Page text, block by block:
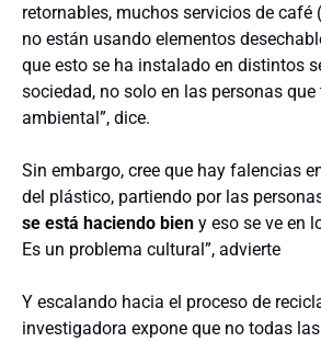
retornables, muchos servicios de café
no están usando elementos
que esto se ha instalado en distintos
sociedad, no solo en las personas
ambiental”, dice.
Sin embargo, cree que hay falencias
del plástico, partiendo por las
se está haciendo bien y eso se ve en
Es un problema cultural”, advierte
Y escalando hacia el proceso de
investigadora expone que no todas